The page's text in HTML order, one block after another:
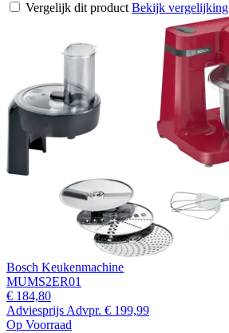
Vergelijk dit product Bekijk vergelijking
Bosch Keukenmachine
MUMS2ER01
€ 184,80
Adviesprijs Advpr. € 199,99
Op Voorraad